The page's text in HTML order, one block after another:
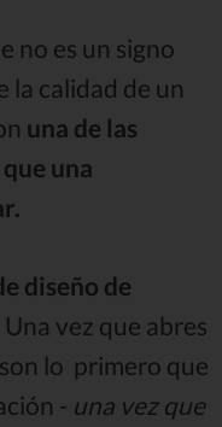
no es un signo
la calidad de un
una de las
una
diseño de
. Una vez que abres
lo primero que
- una vez que